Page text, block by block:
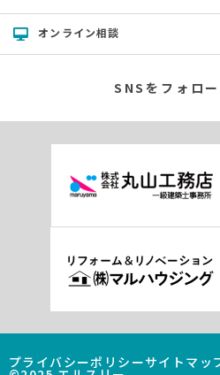
オンライン相談
SNSをフォロー
プライバシーポリシーサイトマッ